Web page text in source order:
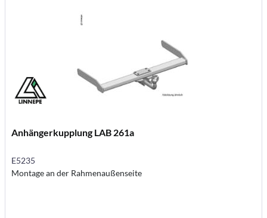
Anhängerkupplung LAB 261a
E5235
Montage an der Rahmenaußenseite